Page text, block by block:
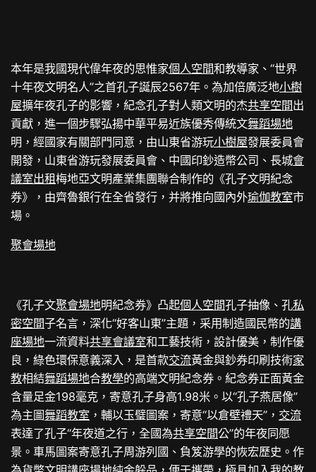
本年是我國現代偉年夜的思惟家個人空間和教導家、“世界
十年夜文明名人”之首孔子誕辰2567年。為加倍廣泛地小樹
屋擴年夜孔子的影響，紀念孔子對人類文明的杰共享空間出
貢獻，進一個步驟弘揚中華平易近族優秀傳統文舞蹈場地
明，經國家有關部門同意，由山東省游玩小樹屋發展委員會
開發，山東省游玩發展委員會、中國印鈔造幣公司、長城會
議室出租梅地亞文明產業集團聯合制作的《孔子文明紀念
券》，由齊魯銀行在全省發行，并將推向國內外瑜伽教室市
場。
聚會場地
《孔子文聚會場地明紀念券》凸起個人空間孔子抽像、孔私
密空間子名言，深化“好客山東”主題，采用制造國民幣的講
座場地一流資料共享會議室和工藝技術，設計優美，制作優
良，綠色環保意義深入，是首款交流黃金與鈔券印刷技術家
教相結舞蹈場地合教學的高端文明紀念券。紀念券正面黃金
含量足金198毫克，寄意孔子身高1.98米。以“孔子燕居像”
為主圖舞蹈教室 ，輔以玉璧圖案，寄意“以倉壁禮天”， 交流
表達了孔子“年夜道之行，全國為共享空間公”的年夜同愿
景。車馬圖案寄意孔子周游列國、負笈游學的恢宏歷史。作